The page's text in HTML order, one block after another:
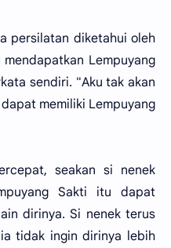
persilatan diketahui oleh
Lempuyang
sendiri. "Aku tak akan
memiliki Lempuyang
seakan si nenek
Sakti itu dapat
dirinya. Si nenek terus
tidak ingin dirinya lebih